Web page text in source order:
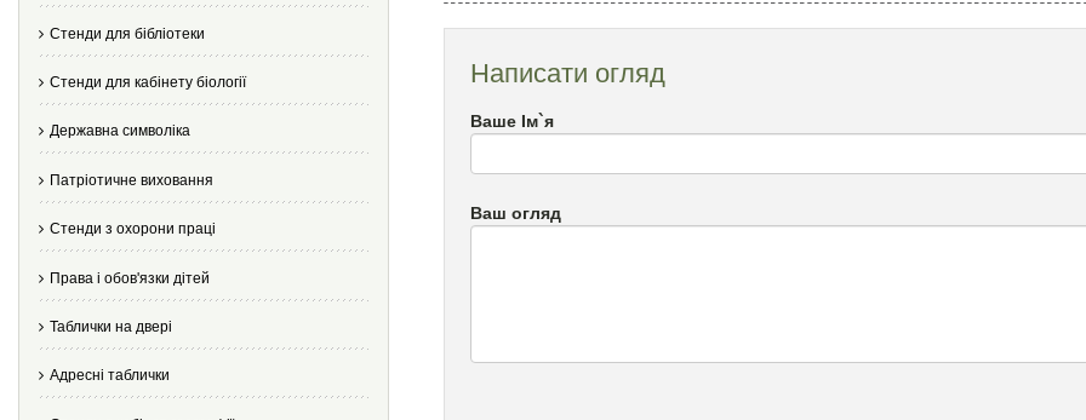
Стенди для бібліотеки
Стенди для кабінету біології
Державна символіка
Патріотичне виховання
Стенди з охорони праці
Права і обов'язки дітей
Таблички на двері
Адресні таблички
Написати огляд
Ваше Ім`я
Ваш огляд